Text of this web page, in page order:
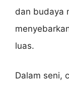
dan budaya
luas.
Dalam seni,